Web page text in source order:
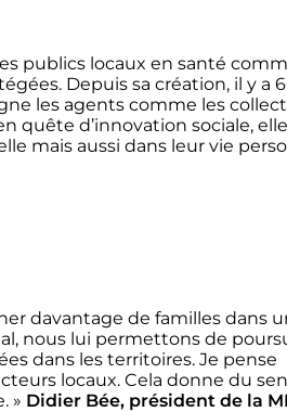
publics locaux en santé
Depuis sa création, il y a
les agents comme les
quête d’innovation sociale, elle
mais aussi dans leur vie
davantage de familles dans
nous lui permettons de
dans les territoires. Je pense
locaux. Cela donne du
» Didier Bée, président de la